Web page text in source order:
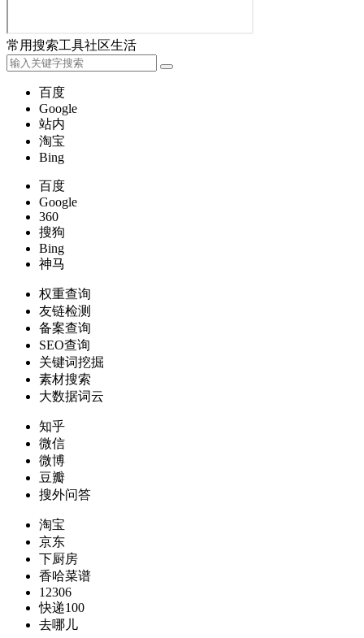
常用搜索工具社区生活
百度
Google
站内
淘宝
Bing
百度
Google
360
搜狗
Bing
神马
权重查询
友链检测
备案查询
SEO查询
关键词挖掘
素材搜索
大数据词云
知乎
微信
微博
豆瓣
搜外问答
淘宝
京东
下厨房
香哈菜谱
12306
快递100
去哪儿